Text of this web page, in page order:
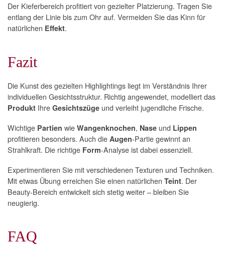
Der Kieferbereich profitiert von gezielter Platzierung. Tragen Sie
entlang der Linie bis zum Ohr auf. Vermeiden Sie das Kinn für
natürlichen Effekt.
Fazit
Die Kunst des gezielten Highlightings liegt im Verständnis Ihrer
individuellen Gesichtsstruktur. Richtig angewendet, modelliert das
Produkt Ihre Gesichtszüge und verleiht jugendliche Frische.
Wichtige Partien wie Wangenknochen, Nase und Lippen
profitieren besonders. Auch die Augen-Partie gewinnt an
Strahlkraft. Die richtige Form-Analyse ist dabei essenziell.
Experimentieren Sie mit verschiedenen Texturen und Techniken.
Mit etwas Übung erreichen Sie einen natürlichen Teint. Der
Beauty-Bereich entwickelt sich stetig weiter – bleiben Sie
neugierig.
FAQ